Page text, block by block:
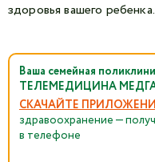
здоровья вашего ребенка.
Ваша семейная
ТЕЛЕМЕДИЦИНА
СКАЧАЙТЕ
здравоохранение —
в телефоне